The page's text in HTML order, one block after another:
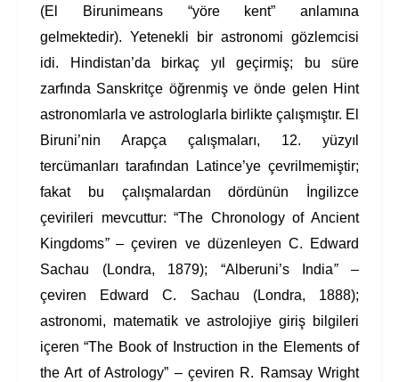
(El Birunimeans “yöre kent” anlamına
gelmektedir). Yetenekli bir astronomi gözlemcisi
idi. Hindistan’da birkaç yıl geçirmiş; bu süre
zarfında Sanskritçe öğrenmiş ve önde gelen Hint
astronomlarla ve astrologlarla birlikte çalışmıştır. El
Biruni’nin Arapça çalışmaları, 12. yüzyıl
tercümanları tarafından Latince’ye çevrilmemiştir;
fakat bu çalışmalardan dördünün İngilizce
çevirileri mevcuttur: “The Chronology of Ancient
Kingdoms”– çeviren ve düzenleyen C. Edward
Sachau (Londra, 1879); “Alberuni’s India” –
çeviren Edward C. Sachau (Londra, 1888);
astronomi, matematik ve astrolojiye giriş bilgileri
içeren “The Book of Instruction in the Elements of
the Art of Astrology” – çeviren R. Ramsay Wright